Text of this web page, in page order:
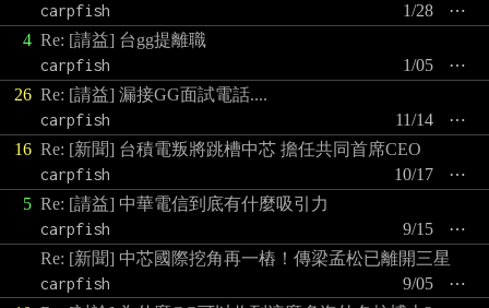
carpfish
⋯
1/28
4 Re: [請益] 台gg提離職
carpfish
⋯
1/05
26 Re: [請益] 漏接GG面試電話....
carpfish
⋯
11/14
16 Re: [新聞] 台積電叛將跳槽中芯 擔任共同首席CEO
carpfish
⋯
10/17
5 Re: [請益] 中華電信到底有什麼吸引力
carpfish
⋯
9/15
Re: [新聞] 中芯國際挖角再一樁！傳梁孟松已離開三星
carpfish
⋯
9/05